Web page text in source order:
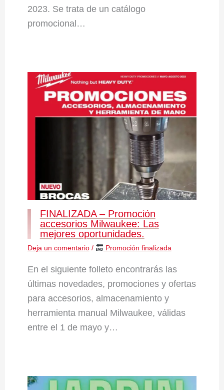
2023. Se trata de un catálogo
promocional…
FINALIZADA – Promoción
accesorios Milwaukee: Las
mejores oportunidades.
Deja un comentario / Promoción finalizada
En el siguiente folleto encontrarás las
últimas novedades, promociones y ofertas
para accesorios, almacenamiento y
herramienta manual Milwaukee, válidas
entre el 1 de mayo y…